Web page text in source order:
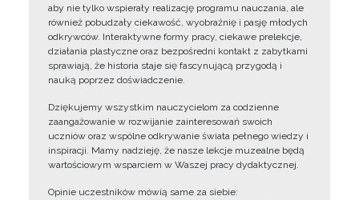
aby nie tylko wspierały realizację programu nauczania, ale
również pobudzały ciekawość, wyobraźnię i pasję młodych
odkrywców. Interaktywne formy pracy, ciekawe prelekcje,
działania plastyczne oraz bezpośredni kontakt z zabytkami
sprawiają, że historia staje się fascynującą przygodą i
nauką poprzez doświadczenie.
Dziękujemy wszystkim nauczycielom za codzienne
zaangażowanie w rozwijanie zainteresowań swoich
uczniów oraz wspólne odkrywanie świata pełnego wiedzy i
inspiracji. Mamy nadzieję, że nasze lekcje muzealne będą
wartościowym wsparciem w Waszej pracy dydaktycznej.
Opinie uczestników mówią same za siebie: